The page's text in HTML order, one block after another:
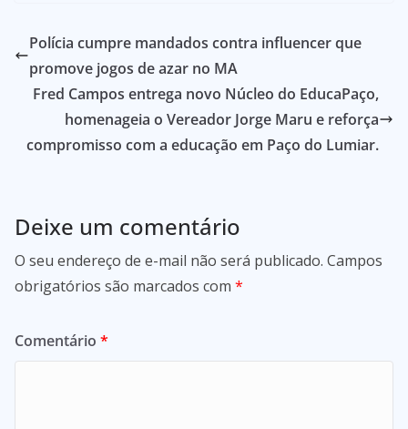
Polícia cumpre mandados contra influencer que
promove jogos de azar no MA
Fred Campos entrega novo Núcleo do EducaPaço,
homenageia o Vereador Jorge Maru e reforça
compromisso com a educação em Paço do Lumiar.
Deixe um comentário
O seu endereço de e-mail não será publicado. Campos
obrigatórios são marcados com *
Comentário *